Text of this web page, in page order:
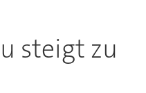
steigt zu